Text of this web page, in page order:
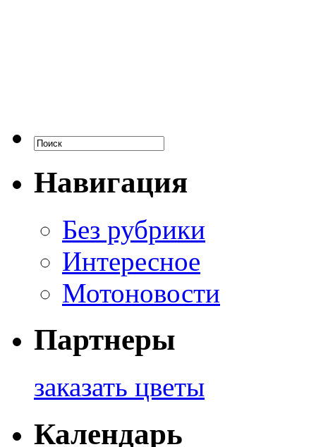
Навигация
Без рубрики
Интересное
Мотоновости
Партнеры
заказать цветы
Календарь